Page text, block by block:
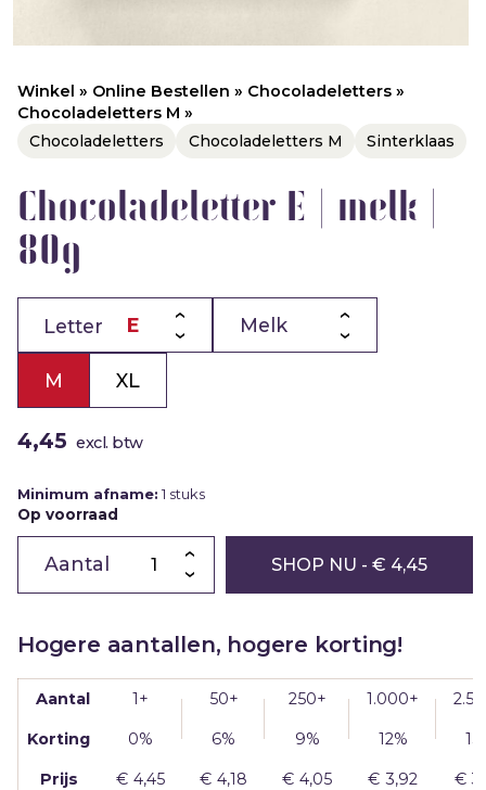
Winkel » Online Bestellen » Chocoladeletters »
Chocoladeletters M »
Chocoladeletters
Chocoladeletters M Sinterklaas
Chocoladeletter E | melk |
80g
Letter
XL
M
4,45 excl. btw
Minimum afname: 1 stuks
Op voorraad
Chocoladeletter
melk
aantal
SHOP NU - € 4,45
Hogere aantallen, hogere korting!
Aantal 1+ 50+ 250+ 1.000+
Korting 0% 6% 9% 12%
Prijs € 4,45 € 4,18 € 4,05 € 3,92 €